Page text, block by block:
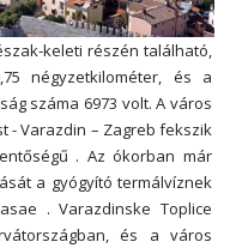
keleti részén található,
négyzetkilométer, és a
száma 6973 volt. A város
- Varazdin – Zagreb fekszik
. Az ókorban már
a gyógyító termálvíznek
. Varazdinske Toplice
és a város